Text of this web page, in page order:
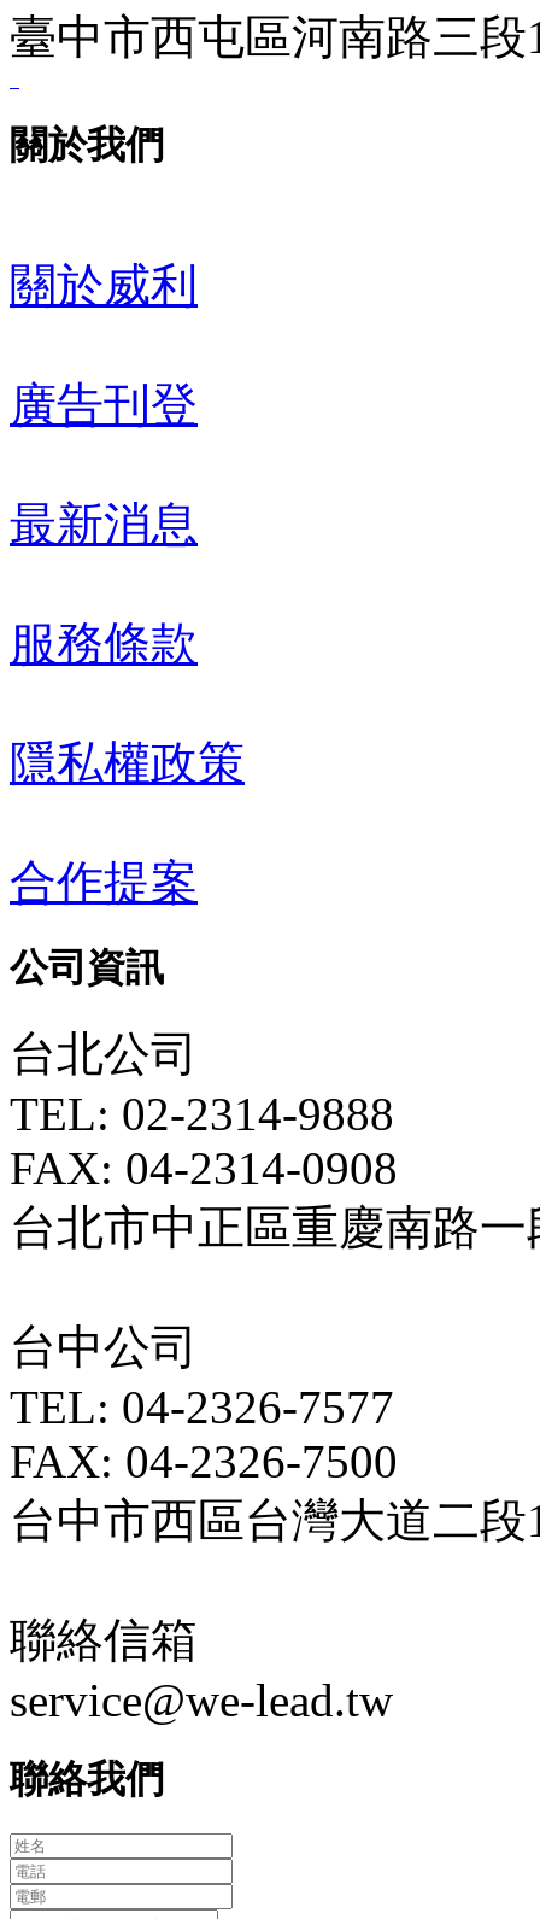
臺中市西屯區河南路三段
關於我們
關於威利
廣告刊登
最新消息
服務條款
隱私權政策
合作提案
公司資訊
台北公司
TEL: 02-2314-9888
FAX: 04-2314-0908
台北市中正區重慶南路一
台中公司
TEL: 04-2326-7577
FAX: 04-2326-7500
台中市西區台灣大道二段
聯絡信箱
service@we-lead.tw
聯絡我們